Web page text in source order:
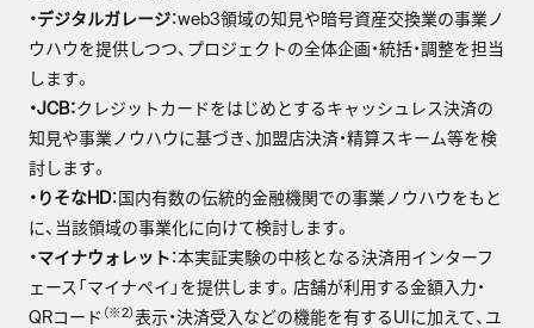
・デジタルガレージ：web3領域の知見や暗号資産交換業の事業ノ
ウハウを提供しつつ、プロジェクトの全体企画・統括・調整を担当
します。
・JCB：クレジットカードをはじめとするキャッシュレス決済の
知見や事業ノウハウに基づき、加盟店決済・精算スキーム等を検
討します。
・りそなHD：国内有数の伝統的金融機関での事業ノウハウをもと
に、当該領域の事業化に向けて検討します。
・マイナウォレット：本実証実験の中核となる決済用インターフ
ェース「マイナペイ」を提供します。店舗が利用する金額入力・
QRコード （※2）表示・決済受入などの機能を有するUIに加えて、ユ